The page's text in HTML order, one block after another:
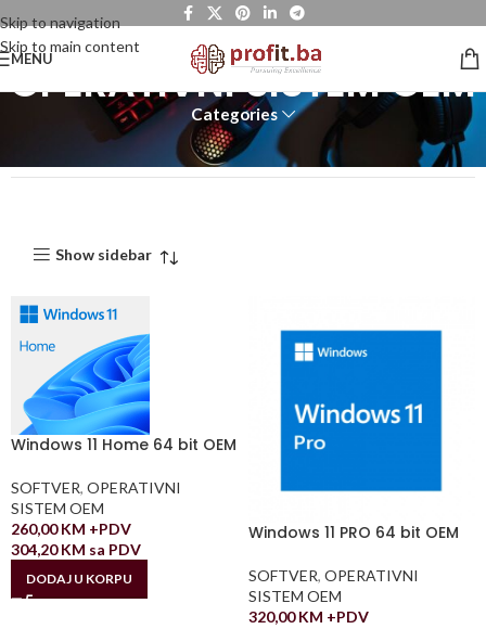
Skip to navigation
Skip to main content
MENU
OPERATIVNI SISTEM OEM
Categories
Show sidebar
Windows 11 Home 64 bit OEM
SOFTVER, OPERATIVNI
SISTEM OEM
260,00KM +PDV
304,20KM sa PDV
DODAJ U KORPU
Windows 11 PRO 64 bit OEM
SOFTVER, OPERATIVNI
SISTEM OEM
320,00KM +PDV